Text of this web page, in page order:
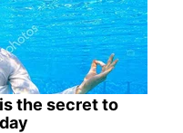
the secret to